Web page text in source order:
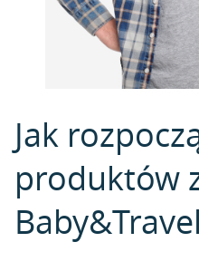
Jak
produktów